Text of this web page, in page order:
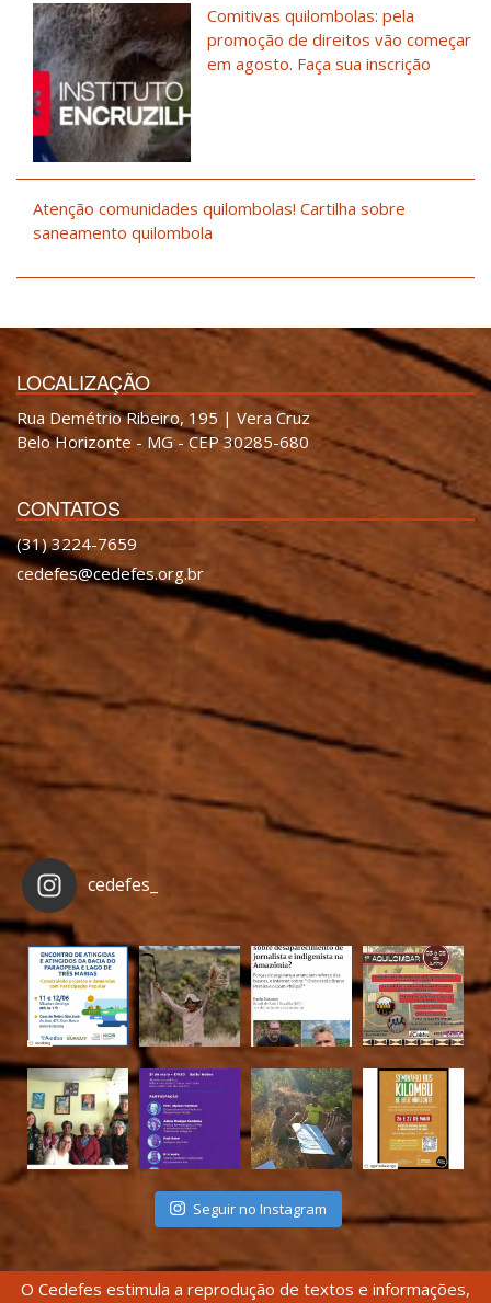
Comitivas quilombolas: pela
promoção de direitos vão começar
em agosto. Faça sua inscrição
Atenção comunidades quilombolas! Cartilha sobre
saneamento quilombola
LOCALIZAÇÃO
Rua Demétrio Ribeiro, 195 | Vera Cruz
Belo Horizonte - MG - CEP 30285-680
CONTATOS
(31) 3224-7659
cedefes@cedefes.org.br
cedefes_
Seguir no Instagram
O Cedefes estimula a reprodução de textos e informações,